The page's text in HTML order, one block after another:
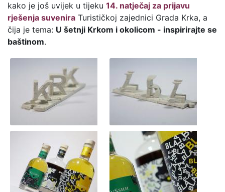
kako je još uvijek u tijeku 14. natječaj za prijavu
rješenja suvenira Turističkoj zajednici Grada Krka, a
čija je tema: U šetnji Krkom i okolicom - inspirirajte se
baštinom.